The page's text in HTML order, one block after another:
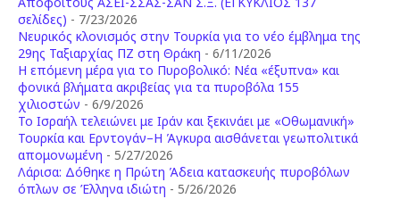
σελίδες) - 7/23/2026
Νευρικός κλονισμός στην Τουρκία για το νέο έμβλημα της
29ης Ταξιαρχίας ΠΖ στη Θράκη - 6/11/2026
Η επόμενη μέρα για το Πυροβολικό: Νέα «έξυπνα» και
φονικά βλήματα ακριβείας για τα πυροβόλα 155
χιλιοστών - 6/9/2026
Το Ισραήλ τελειώνει με Ιράν και ξεκινάει με «Οθωμανική»
Τουρκία και Ερντογάν–Η Άγκυρα αισθάνεται γεωπολιτικά
απομονωμένη - 5/27/2026
Λάρισα: Δόθηκε η Πρώτη Άδεια κατασκευής πυροβόλων
όπλων σε Έλληνα ιδιώτη - 5/26/2026